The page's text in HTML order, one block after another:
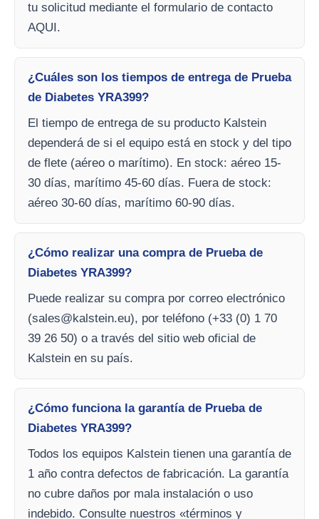
tu solicitud mediante el formulario de contacto
AQUI.
¿Cuáles son los tiempos de entrega de Prueba
de Diabetes YRA399?
El tiempo de entrega de su producto Kalstein
dependerá de si el equipo está en stock y del tipo
de flete (aéreo o marítimo). En stock: aéreo 15-
30 días, marítimo 45-60 días. Fuera de stock:
aéreo 30-60 días, marítimo 60-90 días.
¿Cómo realizar una compra de Prueba de
Diabetes YRA399?
Puede realizar su compra por correo electrónico
(sales@kalstein.eu), por teléfono (+33 (0) 1 70
39 26 50) o a través del sitio web oficial de
Kalstein en su país.
¿Cómo funciona la garantía de Prueba de
Diabetes YRA399?
Todos los equipos Kalstein tienen una garantía de
1 año contra defectos de fabricación. La garantía
no cubre daños por mala instalación o uso
indebido. Consulte nuestros «términos y